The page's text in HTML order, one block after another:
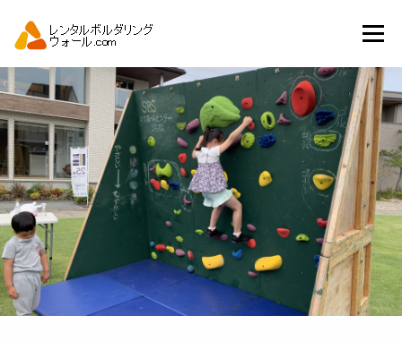
ツ
へ
ス
キ
ッ
プ
メニュー
トップ 自動見積り 商品一覧
アーバンスポーツイベント.JP